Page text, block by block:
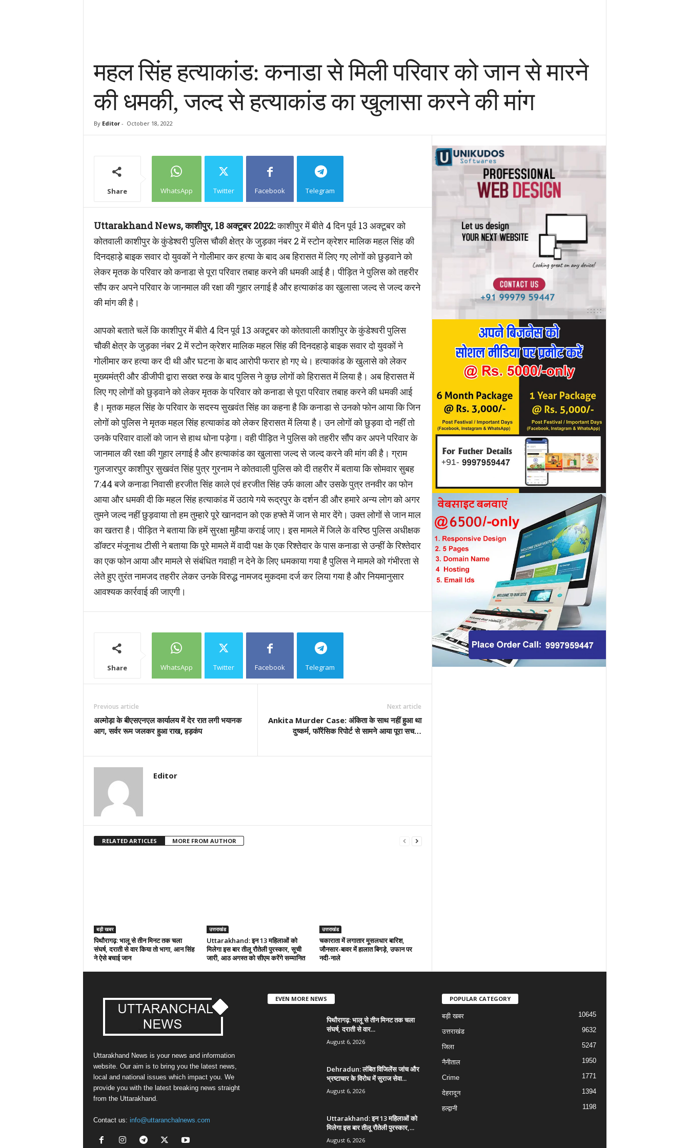
महल सिंह हत्याकांड: कनाडा से मिली परिवार को जान से मारने
की धमकी, जल्द से हत्याकांड का खुलासा करने की मांग
By Editor- October 18, 2022
Share WhatsApp Twitter Facebook Telegram
Copy URL
Uttarakhand News, काशीपुर, 18 अक्टूबर 2022:काशीपुर में बीते 4 दिन पूर्व 13 अक्टूबर को
कोतवाली काशीपुर के कुंडेश्वरी पुलिस चौकी क्षेत्र के जुड़का नंबर 2 में स्टोन क्रेशर मालिक महल सिंह की
दिनदहाड़े बाइक सवार दो युवकों ने गोलीमार कर हत्या के बाद अब हिरासत में लिए गए लोगों को छुड़वाने को
लेकर मृतक के परिवार को कनाडा से पूरा परिवार तबाह करने की धमकी आई है। पीड़ित ने पुलिस को तहरीर
सौंप कर अपने परिवार के जानमाल की रक्षा की गुहार लगाई है और हत्याकांड का खुलासा जल्द से जल्द करने
की मांग की है।
आपको बताते चलें कि काशीपुर में बीते 4 दिन पूर्व 13 अक्टूबर को कोतवाली काशीपुर के कुंडेश्वरी पुलिस
चौकी क्षेत्र के जुड़का नंबर 2 में स्टोन क्रेशर मालिक महल सिंह की दिनदहाड़े बाइक सवार दो युवकों ने
गोलीमार कर हत्या कर दी थी और घटना के बाद आरोपी फरार हो गए थे। हत्याकांड के खुलासे को लेकर
मुख्यमंत्री और डीजीपी द्वारा सख्त रुख के बाद पुलिस ने कुछ लोगों को हिरासत में लिया है। अब हिरासत में
लिए गए लोगों को छुड़वाने को लेकर मृतक के परिवार को कनाडा से पूरा परिवार तबाह करने की धमकी आई
है। मृतक महल सिंह के परिवार के सदस्य सुखवंत सिंह का कहना है कि कनाडा से उनको फोन आया कि जिन
लोगों को पुलिस ने मृतक महल सिंह हत्याकांड को लेकर हिरासत में लिया है। उन लोगों को छुड़वा दो नहीं तो
उनके परिवार वालों को जान से हाथ धोना पड़ेगा। वही पीड़ित ने पुलिस को तहरीर सौंप कर अपने परिवार के
जानमाल की रक्षा की गुहार लगाई है और हत्याकांड का खुलासा जल्द से जल्द करने की मांग की है। ग्राम
गुलजारपुर काशीपुर सुखवंत सिंह पुत्र गुरनाम ने कोतवाली पुलिस को दी तहरीर में बताया कि सोमवार सुबह
7:44 बजे कनाडा निवासी हरजीत सिंह काले एवं हरजीत सिंह उर्फ काला और उसके पुत्र तनवीर का फोन
आया और धमकी दी कि महल सिंह हत्याकांड में उठाये गये रूद्रपुर के दर्शन डी और हमारे अन्य लोग को अगर
तुमने जल्द नहीं छुड़वाया तो हम तुम्हारे पूरे खानदान को एक हफ्ते में जान से मार देंगे। उक्त लोगों से जान माल
का खतरा है। पीड़ित ने बताया कि हमें सुरक्षा मुहैया कराई जाए। इस मामले में जिले के वरिष्ठ पुलिस अधीक्षक
डॉक्टर मंजूनाथ टीसी ने बताया कि पूरे मामले में वादी पक्ष के एक रिश्तेदार के पास कनाडा से उन्हीं के रिश्तेदार
का एक फोन आया और मामले से संबंधित गवाही न देने के लिए धमकाया गया है पुलिस ने मामले को गंभीरता से
लेते हुए तुरंत नामजद तहरीर लेकर उनके विरुद्ध नामजद मुकदमा दर्ज कर लिया गया है और नियमानुसार
आवश्यक कार्रवाई की जाएगी।
Share WhatsApp Twitter Facebook Telegram
Previous article
अल्मोड़ा के बीएसएनएल कार्यालय में देर रात लगी भयानक
आग, सर्वर रूम जलकर हुआ राख, हड़कंप
Next article
Ankita Murder Case: अंकिता के साथ नहीं हुआ था
दुष्कर्म, फॉरेंसिक रिपोर्ट से सामने आया पूरा सच…
Editor
RELATED ARTICLES MORE FROM AUTHOR
बड़ी खबर
पिथौरागढ़: भालू से तीन मिनट तक चला
संघर्ष, दराती से वार किया तो भागा, आन सिंह
ने ऐसे बचाई जान
उत्तराखंड
Uttarakhand: इन 13 महिलाओं को
मिलेगा इस बार तीलू रौतेली पुरस्कार, सूची
जारी, आठ अगस्त को सीएम करेंगे सम्मानित
उत्तराखंड
चकाराता में लगातार मूसलधार बारिश,
जौनसार-बावर में हालात बिगड़े, उफान पर
नदी-नाले
Uttarakhand News is your news and information
website. Our aim is to bring you the latest news,
local and national issues which impact you. We
provide you with the latest breaking news straight
from the Uttarakhand.
Contact us: info@uttaranchalnews.com
EVEN MORE NEWS
पिथौरागढ़: भालू से तीन मिनट तक चला
संघर्ष, दराती से वार...
August 6, 2026
Dehradun: लंबित विजिलेंस जांच और
भ्रष्टाचार के विरोध में सुराज सेवा...
August 6, 2026
Uttarakhand: इन 13 महिलाओं को
मिलेगा इस बार तीलू रौतेली पुरस्कार,...
August 6, 2026
POPULAR CATEGORY
बड़ी खबर 10645
उत्तराखंड 9632
जिला 5247
नैनीताल 1950
Crime 1771
देहरादून 1394
हल्द्वानी 1198